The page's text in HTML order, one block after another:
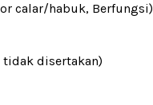
calar/habuk, Berfungsi)
disertakan)